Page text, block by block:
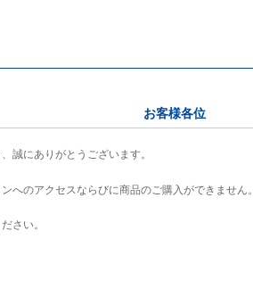
お客様各位
誠にありがとうございます。
へのアクセスならびに商品のご購入ができません。
さい。